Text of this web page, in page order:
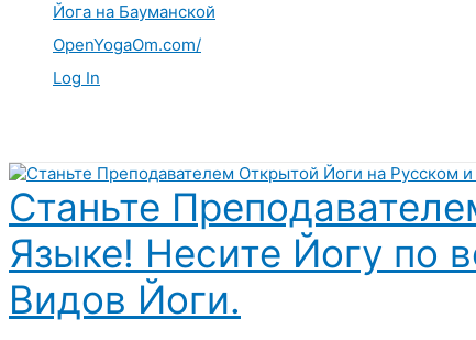
Йога на Бауманской
OpenYogaOm.com/
Log In
Станьте
Языке! Несите Йогу по
Видов Йоги.